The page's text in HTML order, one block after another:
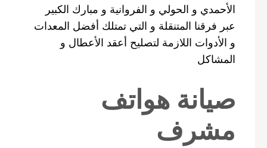
الأحمدي و الحولي و الفروانية و مبارك الكبير
عبر فرقنا المتنقلة و التي تمتلك أفضل المعدات
و الأدوات اللازمة لتصليح أعقد الأعطال و
المشاكل
صيانة هواتف
مشرف